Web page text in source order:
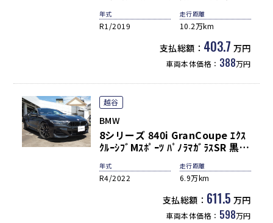
ﾄﾞﾗｲﾋﾞﾝｸﾞｱｼｽﾄ ACC LEDﾍｯﾄﾞﾗｲﾄ
HUD 純正ﾅﾋﾞ TV 全周C ｿﾌﾄｸﾛｰｽﾞ
ﾄﾞｱ ｺﾝﾌｫｰﾄA ﾊﾟﾜｰﾃｰﾙ 22AW 弊社
年式
R1/2019
走行距離
10.2万km
支払総額： 403.7 万円
車両本体価格： 388万円
越谷
BMW
8シリーズ 840i GranCoupe ｴｸｽ
ｸﾙｰｼﾌﾞMｽﾎﾟｰﾂ ﾊﾟﾉﾗﾏｶﾞﾗｽSR 黒革
ｼｰﾄﾋｰﾀｰ＆ﾍﾞﾝﾁﾚｰﾀｰ 純正HDDﾅﾋﾞ
地ﾃﾞｼﾞ ﾊｰﾏﾝｶｰﾄﾞﾝｻｳﾝﾄﾞ HUD Pｱｼ
ｽﾄﾌﾟﾗｽ＆Dｱｼｽﾄﾌﾟﾛ ｺﾝﾌｫｰﾄA ｿﾌﾄｸ
ﾛｰｽﾞ BMWﾚｰｻﾞｰﾗｲﾄ 専用20AW
年式
R4/2022
走行距離
6.9万km
支払総額： 611.5 万円
車両本体価格： 598万円